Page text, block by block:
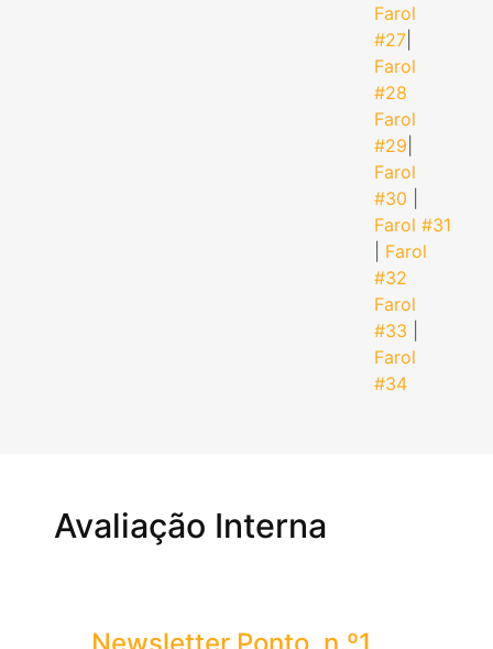
Farol
#27
Farol
#28
Farol
#29
Farol
#30
Farol #31
Farol
#32
Farol
#33
Farol
#34
Avaliação Interna